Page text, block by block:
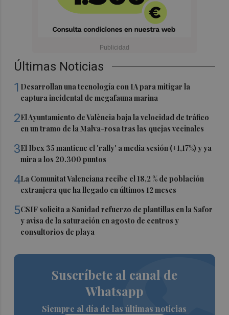
Últimas Noticias
1 Desarrollan una tecnología con IA para mitigar la
captura incidental de megafauna marina
2El Ayuntamiento de València baja la velocidad de tráfico
en un tramo de la Malva-rosa tras las quejas vecinales
3El Ibex 35 mantiene el 'rally' a media sesión (+1,17%) y ya
mira a los 20.300 puntos
4La Comunitat Valenciana recibe el 18,2 % de población
extranjera que ha llegado en últimos 12 meses
5CSIF solicita a Sanidad refuerzo de plantillas en la Safor
y avisa de la saturación en agosto de centros y
consultorios de playa
Suscríbete al canal de
Whatsapp
Siempre al día de las últimas noticias